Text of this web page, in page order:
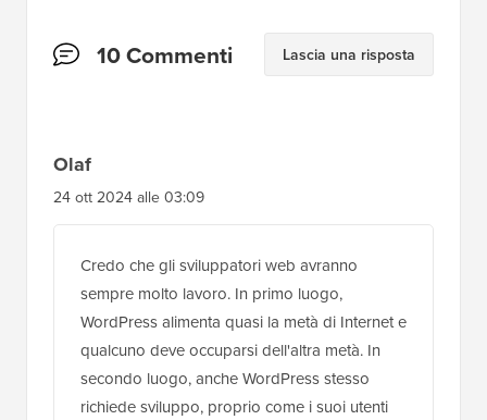
Interazioni
10 Commenti Lascia una risposta
Olaf
24 ott 2024 alle 03:09
Credo che gli sviluppatori web avranno
sempre molto lavoro. In primo luogo,
WordPress alimenta quasi la metà di Internet e
qualcuno deve occuparsi dell'altra metà. In
secondo luogo, anche WordPress stesso
richiede sviluppo, proprio come i suoi utenti